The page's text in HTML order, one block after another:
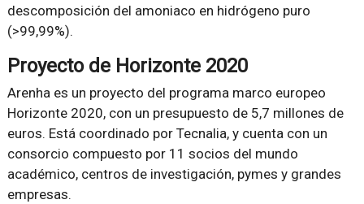
descomposición del amoniaco en hidrógeno puro
(>99,99%).
Proyecto de Horizonte 2020
Arenha es un proyecto del programa marco europeo
Horizonte 2020, con un presupuesto de 5,7 millones de
euros. Está coordinado por Tecnalia, y cuenta con un
consorcio compuesto por 11 socios del mundo
académico, centros de investigación, pymes y grandes
empresas.